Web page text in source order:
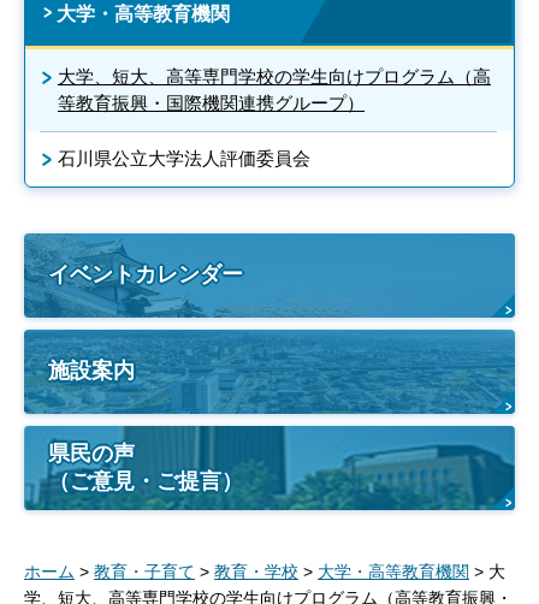
大学・高等教育機関
大学、短大、高等専門学校の学生向けプログラム（高
等教育振興・国際機関連携グループ）
石川県公立大学法人評価委員会
イベントカレンダー
施設案内
県民の声
（ご意見・ご提言）
ホーム > 教育・子育て > 教育・学校 > 大学・高等教育機関 > 大
学、短大、高等専門学校の学生向けプログラム（高等教育振興・